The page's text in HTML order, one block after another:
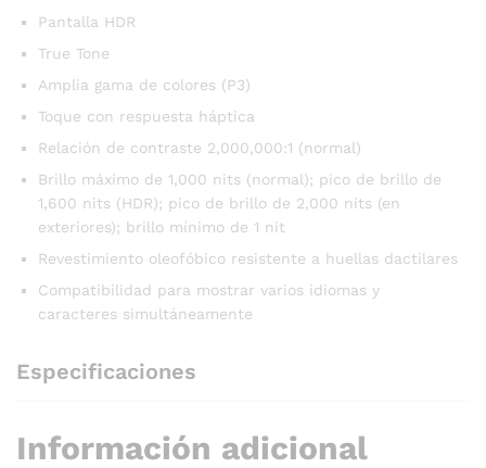
Pantalla HDR
True Tone
Amplia gama de colores (P3)
Toque con respuesta háptica
Relación de contraste 2,000,000:1 (normal)
Brillo máximo de 1,000 nits (normal); pico de brillo de
1,600 nits (HDR); pico de brillo de 2,000 nits (en
exteriores); brillo mínimo de 1 nit
Revestimiento oleofóbico resistente a huellas dactilares
Compatibilidad para mostrar varios idiomas y
caracteres simultáneamente
Especificaciones
Información adicional